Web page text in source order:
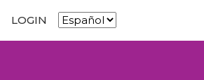
LOGIN